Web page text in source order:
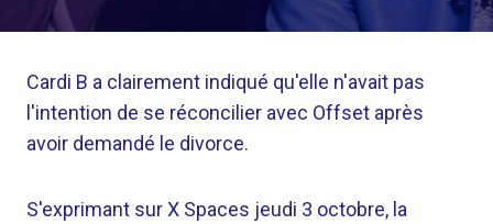
Cardi B a clairement indiqué qu'elle n'avait pas
l'intention de se réconcilier avec Offset après
avoir demandé le divorce.
S'exprimant sur X Spaces jeudi 3 octobre, la